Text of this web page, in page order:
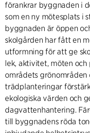
förankrar byggnaden i
som en ny mötesplats i
byggnaden är öppen
skolgården har fått en
utformning för att ge
lek, aktivitet, möten och
områdets grönområden
trädplanteringar
ekologiska värden och
dagvattenhantering.
till byggnadens röda